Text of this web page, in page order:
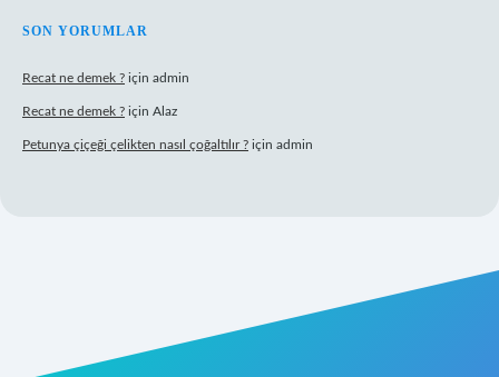
SON YORUMLAR
Recat ne demek ? için admin
Recat ne demek ? için Alaz
Petunya çiçeği çelikten nasıl çoğaltılır ? için admin